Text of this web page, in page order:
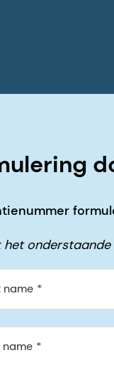
het
name
name